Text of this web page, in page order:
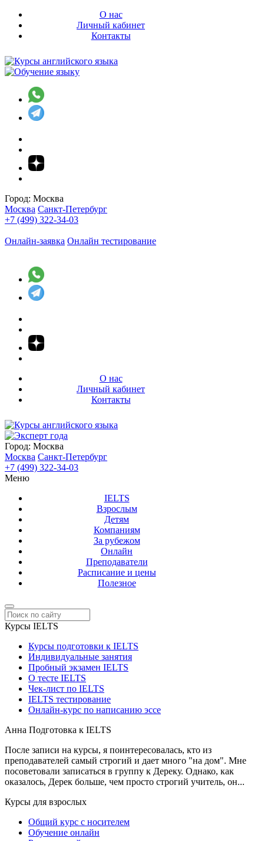
О нас
Личный кабинет
Контакты
Город: Москва
Москва Санкт-Петербург
+7 (499) 322-34-03
Онлайн-заявка Онлайн тестирование
О нас
Личный кабинет
Контакты
Город: Москва
Москва Санкт-Петербург
+7 (499) 322-34-03
Меню
IELTS
Взрослым
Детям
Компаниям
За рубежом
Онлайн
Преподаватели
Расписание и цены
Полезное
Курсы IELTS
Курсы подготовки к IELTS
Индивидуальные занятия
Пробный экзамен IELTS
О тесте IELTS
Чек-лист по IELTS
IELTS тестирование
Онлайн-курс по написанию эссе
Анна Подготовка к IELTS
После записи на курсы, я поинтересовалась, кто из
преподавателей самый строгий и дает много "на дом". Мне
посоветовали записаться в группу к Дереку. Однако, как
оказалось, Дерек больше, чем просто строгий учитель, он...
Курсы для взрослых
Общий курс с носителем
Обучение онлайн